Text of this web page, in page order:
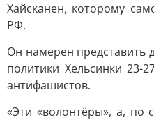
Хайсканен, которому
РФ.
Он намерен представить
политики Хельсинки
антифашистов.
«Эти «волонтёры», а, по